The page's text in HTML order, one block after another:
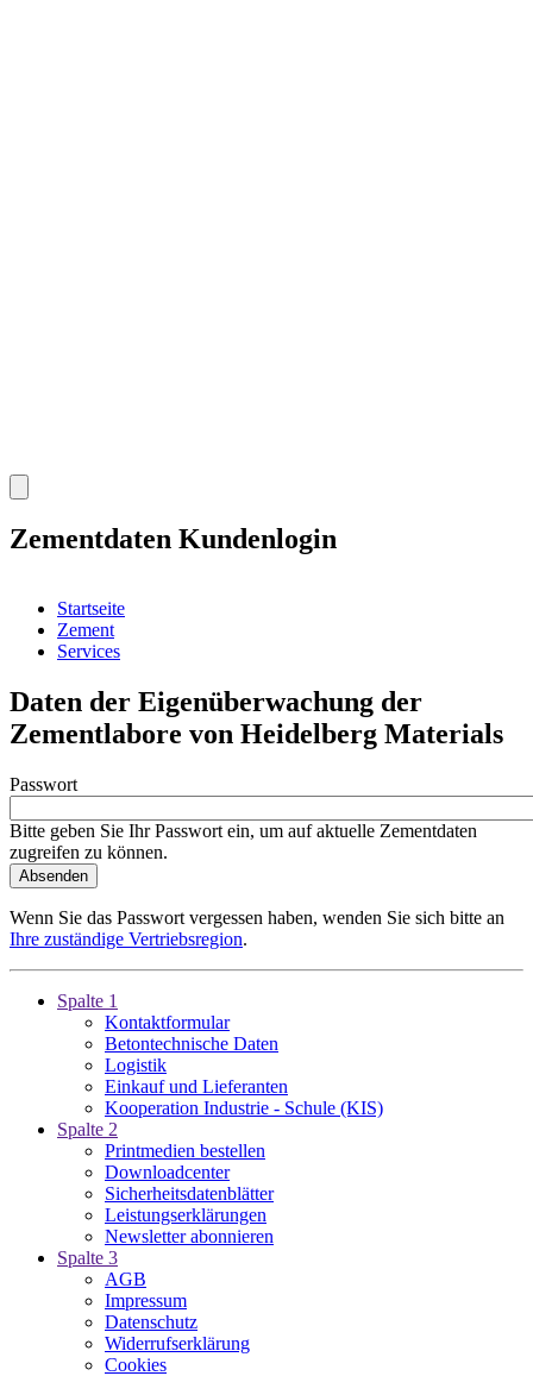
Zementdaten Kundenlogin
Startseite
Zement
Services
Daten der Eigenüberwachung der
Zementlabore von Heidelberg Materials
Passwort
Bitte geben Sie Ihr Passwort ein, um auf aktuelle Zementdaten
zugreifen zu können.
Wenn Sie das Passwort vergessen haben, wenden Sie sich bitte an
Ihre zuständige Vertriebsregion.
Spalte 1
Kontaktformular
Betontechnische Daten
Logistik
Einkauf und Lieferanten
Kooperation Industrie - Schule (KIS)
Spalte 2
Printmedien bestellen
Downloadcenter
Sicherheitsdatenblätter
Leistungserklärungen
Newsletter abonnieren
Spalte 3
AGB
Impressum
Datenschutz
Widerrufserklärung
Cookies